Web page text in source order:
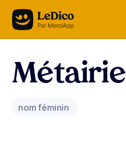
Aller au contenu
Métairie
nom féminin